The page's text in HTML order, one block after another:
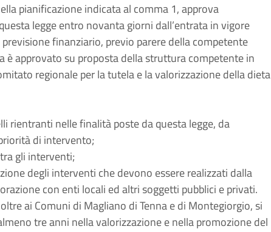
pianificazione indicata al comma 1, approva
legge entro novanta giorni dall’entrata in vigore
finanziario, previo parere della competente
è approvato su proposta della struttura competente in
regionale per la tutela e la valorizzazione della dieta
rientranti nelle finalità poste da questa legge, da
di intervento;
gli interventi;
degli interventi che devono essere realizzati dalla
con enti locali ed altri soggetti pubblici e privati.
ai Comuni di Magliano di Tenna e di Montegiorgio, si
tre anni nella valorizzazione e nella promozione del